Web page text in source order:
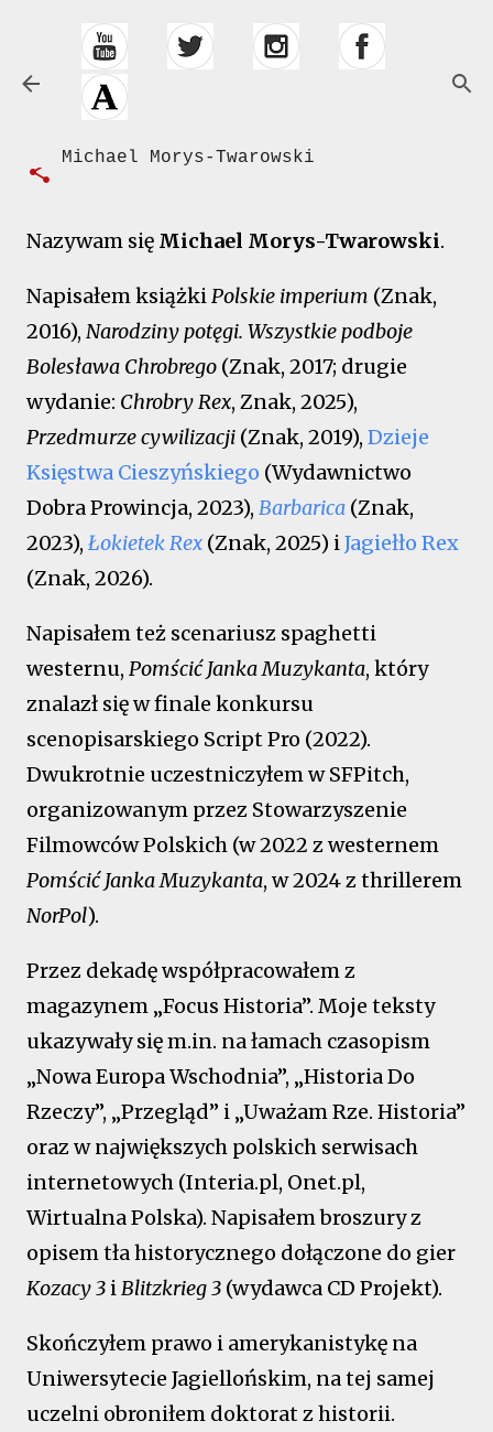
Przejdź do głównej zawartości
Michael Morys-Twarowski
O mnie
Nazywam się Michael Morys-Twarowski.
Napisałem książkiPolskie imperium (Znak,
2016), Narodziny potęgi. Wszystkie podboje
Bolesława Chrobrego (Znak, 2017; drugie
wydanie: Chrobry Rex, Znak, 2025),
Przedmurze cywilizacji (Znak, 2019), Dzieje
Księstwa Cieszyńskiego (Wydawnictwo
Dobra Prowincja, 2023), Barbarica (Znak,
2023), Łokietek Rex (Znak, 2025) iJagiełło Rex
(Znak, 2026).
Napisałem też scenariusz spaghetti
westernu, Pomścić Janka Muzykanta, który
znalazł się w finale konkursu
scenopisarskiego Script Pro (2022).
Dwukrotnie uczestniczyłem w SFPitch,
organizowanym przez Stowarzyszenie
Filmowców Polskich (w 2022 z westernem
Pomścić Janka Muzykanta, w 2024 z thrillerem
NorPol).
Przez dekadę współpracowałem z
magazynem „Focus Historia”. Moje teksty
ukazywały się m.in. na łamach czasopism
„Nowa Europa Wschodnia”, „Historia Do
Rzeczy”, „Przegląd” i „Uważam Rze. Historia”
oraz w największych polskich serwisach
internetowych (Interia.pl, Onet.pl,
Wirtualna Polska). Napisałem broszury z
opisem tła historycznego dołączone do gier
Kozacy 3 iBlitzkrieg 3 (wydawca CD Projekt).
Skończyłem prawo i amerykanistykę na
Uniwersytecie Jagiellońskim, na tej samej
uczelni obroniłem doktorat z historii.